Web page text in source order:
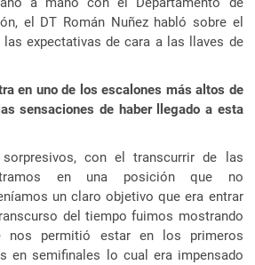
el DT Román Nuñez habló sobre el
expectativas de cara a las llaves de
en uno de los escalones más altos de
sensaciones de haber llegado a esta
con el transcurrir de las
en una posición que no
un claro objetivo que era entrar
del tiempo fuimos mostrando
nos permitió estar en los primeros
en semifinales lo cual era impensado